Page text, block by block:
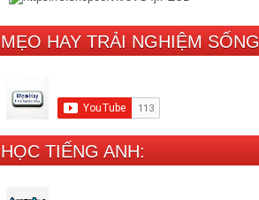
MẸO HAY TRẢI NGHIỆM
HỌC TIẾNG ANH: